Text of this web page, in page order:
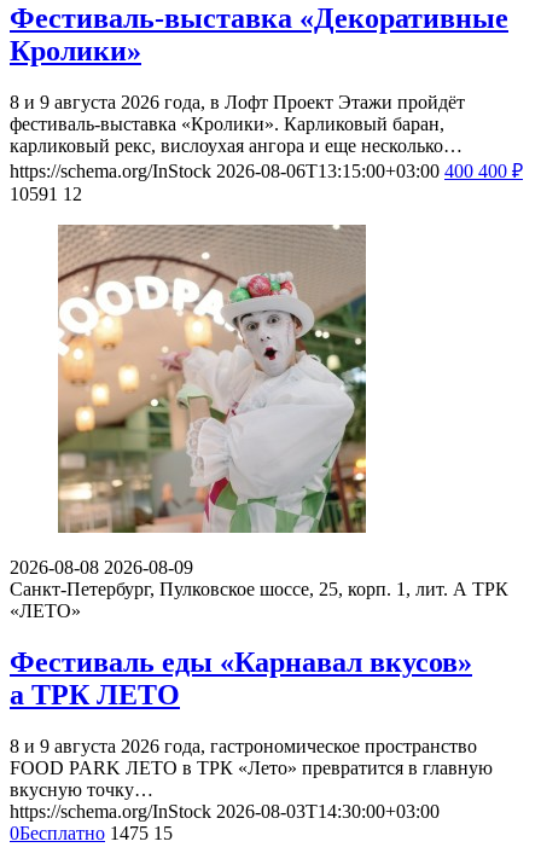
Фестиваль-выставка «Декоративные
Кролики»
8 и 9 августа 2026 года, в Лофт Проект Этажи пройдёт
фестиваль-выставка «Кролики». Карликовый баран,
карликовый рекс, вислоухая ангора и еще несколько…
https://schema.org/InStock 2026-08-06T13:15:00+03:00 400 400 ₽
10591 12
2026-08-08 2026-08-09
Санкт-Петербург, Пулковское шоссе, 25, корп. 1, лит. А ТРК
«ЛЕТО»
Фестиваль еды «Карнавал вкусов»
а ТРК ЛЕТО
8 и 9 августа 2026 года, гастрономическое пространство
FOOD PARK ЛЕТО в ТРК «Лето» превратится в главную
вкусную точку…
https://schema.org/InStock 2026-08-03T14:30:00+03:00
0Бесплатно 1475 15